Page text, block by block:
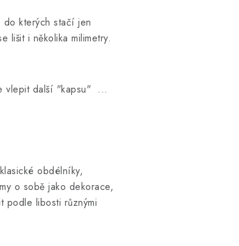
kterých stačí jen
lišit i několika milimetry.
vlepit další "kapsu" ...
obdélníky,
o sobě jako dekorace,
podle libosti různými